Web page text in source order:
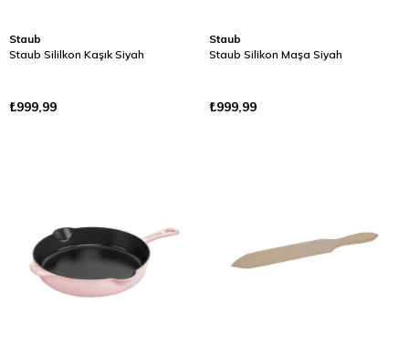
Staub
Staub Sililkon Kaşık Siyah
₺999,99
Staub
Staub Silikon Maşa Siyah
₺999,99